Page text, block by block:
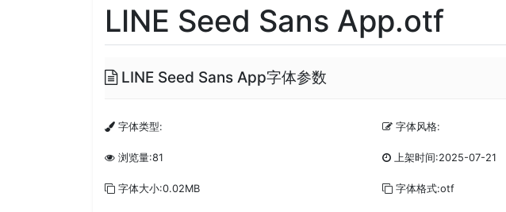
LINE Seed Sans App.otf
LINE Seed Sans App字体参数
字体类型: 字体风格:
浏览量:81 上架时间:2025-07-21
字体大小:0.02MB 字体格式:otf